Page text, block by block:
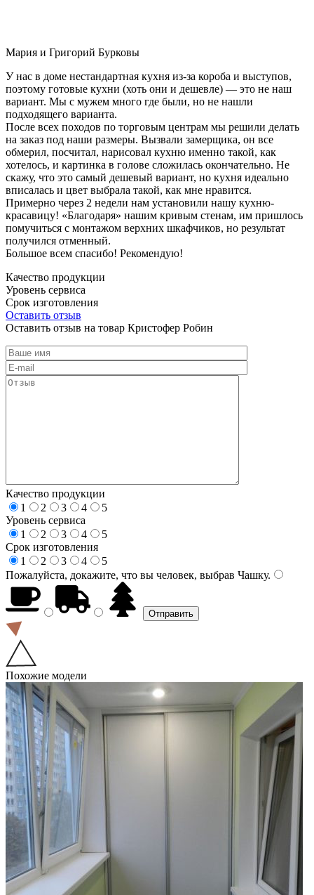
Мария и Григорий Бурковы
У нас в доме нестандартная кухня из-за короба и выступов,
поэтому готовые кухни (хоть они и дешевле) — это не наш
вариант. Мы с мужем много где были, но не нашли
подходящего варианта.
После всех походов по торговым центрам мы решили делать
на заказ под наши размеры. Вызвали замерщика, он все
обмерил, посчитал, нарисовал кухню именно такой, как
хотелось, и картинка в голове сложилась окончательно. Не
скажу, что это самый дешевый вариант, но кухня идеально
вписалась и цвет выбрала такой, как мне нравится.
Примерно через 2 недели нам установили нашу кухню-
красавицу! «Благодаря» нашим кривым стенам, им пришлось
помучиться с монтажом верхних шкафчиков, но результат
получился отменный.
Большое всем спасибо! Рекомендую!
Качество продукции
Уровень сервиса
Срок изготовления
Оставить отзыв
Оставить отзыв на товар Кристофер Робин
Качество продукции
1
2 3 4
5
Уровень сервиса
1
2 3 4
5
Срок изготовления
1
2 3 4
5
Пожалуйста, докажите, что вы человек, выбрав Чашку.
Похожие модели